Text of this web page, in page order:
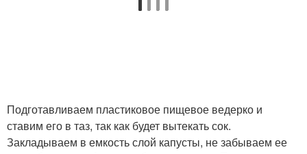
Подготавливаем пластиковое пищевое ведерко и
ставим его в таз, так как будет вытекать сок.
Закладываем в емкость слой капусты, не забываем ее